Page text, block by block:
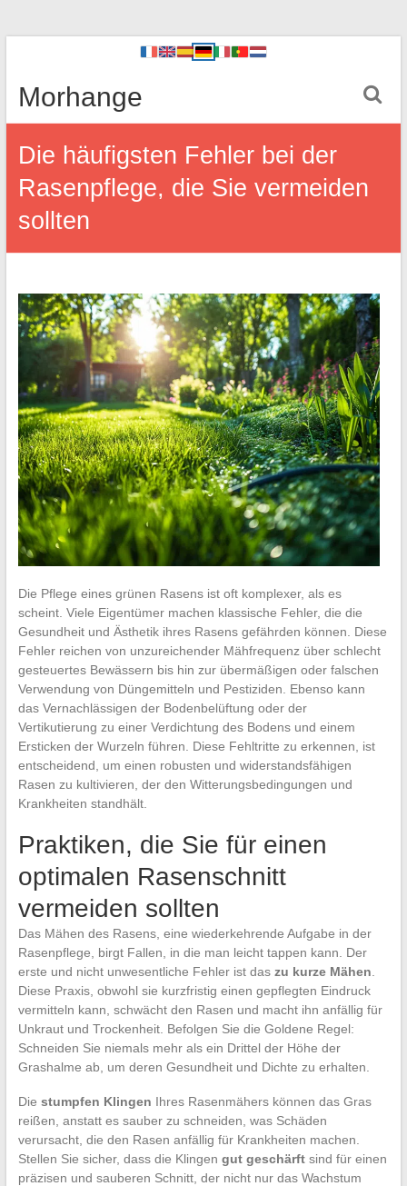
Morhange
Die häufigsten Fehler bei der
Rasenpflege, die Sie vermeiden
sollten
Die Pflege eines grünen Rasens ist oft komplexer, als es
scheint. Viele Eigentümer machen klassische Fehler, die die
Gesundheit und Ästhetik ihres Rasens gefährden können. Diese
Fehler reichen von unzureichender Mähfrequenz über schlecht
gesteuertes Bewässern bis hin zur übermäßigen oder falschen
Verwendung von Düngemitteln und Pestiziden. Ebenso kann
das Vernachlässigen der Bodenbelüftung oder der
Vertikutierung zu einer Verdichtung des Bodens und einem
Ersticken der Wurzeln führen. Diese Fehltritte zu erkennen, ist
entscheidend, um einen robusten und widerstandsfähigen
Rasen zu kultivieren, der den Witterungsbedingungen und
Krankheiten standhält.
Praktiken, die Sie für einen
optimalen Rasenschnitt
vermeiden sollten
Das Mähen des Rasens, eine wiederkehrende Aufgabe in der
Rasenpflege, birgt Fallen, in die man leicht tappen kann. Der
erste und nicht unwesentliche Fehler ist das zu kurze Mähen
Diese Praxis, obwohl sie kurzfristig einen gepflegten Eindruck
vermitteln kann, schwächt den Rasen und macht ihn anfällig für
Unkraut und Trockenheit. Befolgen Sie die Goldene Regel:
Schneiden Sie niemals mehr als ein Drittel der Höhe der
Grashalme ab, um deren Gesundheit und Dichte zu erhalten.
Die stumpfen Klingen Ihres Rasenmähers können das Gras
reißen, anstatt es sauber zu schneiden, was Schäden
verursacht, die den Rasen anfällig für Krankheiten machen.
Stellen Sie sicher, dass die Klingen gut geschärftsind für einen
präzisen und sauberen Schnitt, der nicht nur das Wachstum